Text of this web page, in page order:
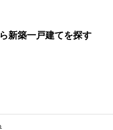
新築一戸建てを探す